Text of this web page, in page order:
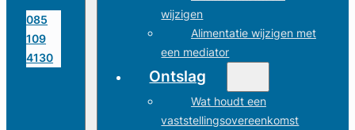
085
109
4130
wijzigen
Alimentatie wijzigen met
een mediator
Ontslag
Wat houdt een
vaststellingsovereenkomst